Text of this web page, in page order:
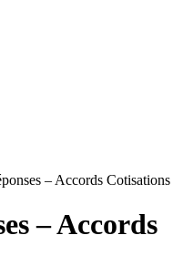
– Accords Cotisations
– Accords